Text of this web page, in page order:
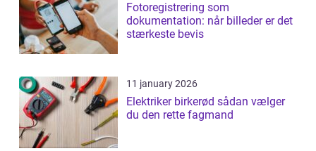
Fotoregistrering som
dokumentation: når billeder er det
stærkeste bevis
11 january 2026
Elektriker birkerød sådan vælger
du den rette fagmand